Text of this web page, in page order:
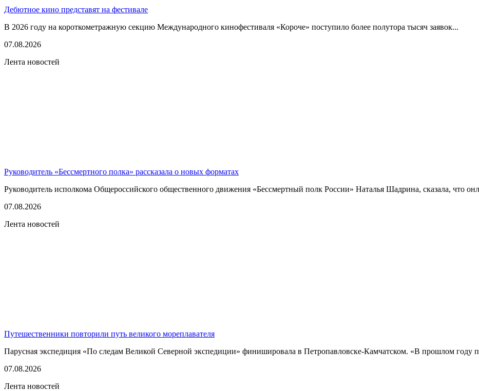
Дебютное кино представят на фестивале
В 2026 году на короткометражную секцию Международного кинофестиваля «Короче» поступило более полутора тысяч заявок...
07.08.2026
Лента новостей
Руководитель «Бессмертного полка» рассказала о новых форматах
Руководитель исполкома Общероссийского общественного движения «Бессмертный полк России» Наталья Шадрина, сказала, что
07.08.2026
Лента новостей
Путешественники повторили путь великого мореплавателя
Парусная экспедиция «По следам Великой Северной экспедиции» финишировала в Петропавловске-Камчатском. «В прошлом году
07.08.2026
Лента новостей